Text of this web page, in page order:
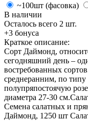
~100шт (фасовка)
В наличии
Осталось всего 2 шт.
+3 бонуса
Краткое описание:
Сорт Даймонд,
сегодняшний день –
востребованных
среднеранним, по
полупряпостоячую
диаметра 27-30
Семена салатных и
Даймонд, 1250 шт